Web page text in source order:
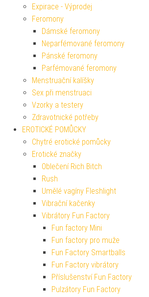
Expirace - Výprodej
Feromony
Dámské feromony
Neparfémované feromony
Pánské feromony
Parfémované feromony
Menstruační kalíšky
Sex při menstruaci
Vzorky a testery
Zdravotnické potřeby
EROTICKÉ POMŮCKY
Chytré erotické pomůcky
Erotické značky
Oblečení Rich Bitch
Rush
Umělé vagíny Fleshlight
Vibrační kačenky
Vibrátory Fun Factory
Fun factory Mini
Fun factory pro muže
Fun Factory Smartballs
Fun Factory vibrátory
Příslušenství Fun Factory
Pulzátory Fun Factory